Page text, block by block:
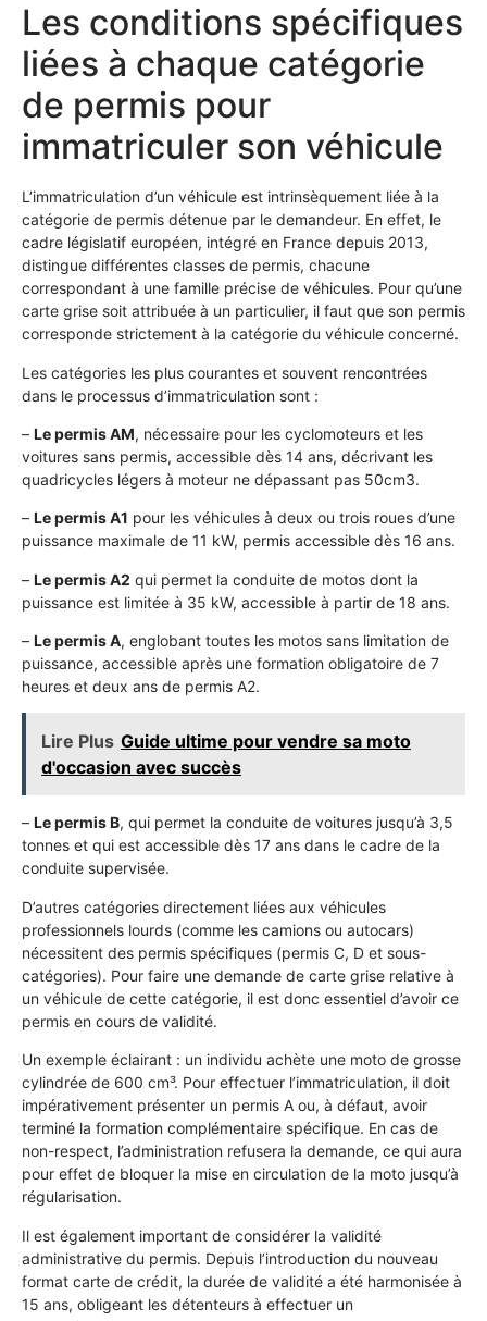
Les conditions spécifiques
liées à chaque catégorie
de permis pour
immatriculer son véhicule
L’immatriculation d’un véhicule est intrinsèquement liée à la
catégorie de permis détenue par le demandeur. En effet, le
cadre législatif européen, intégré en France depuis 2013,
distingue différentes classes de permis, chacune
correspondant à une famille précise de véhicules. Pour qu’une
carte grise soit attribuée à un particulier, il faut que son permis
corresponde strictement à la catégorie du véhicule concerné.
Les catégories les plus courantes et souvent rencontrées
dans le processus d’immatriculation sont :
– Le permis AM, nécessaire pour les cyclomoteurs et les
voitures sans permis, accessible dès 14 ans, décrivant les
quadricycles légers à moteur ne dépassant pas 50cm3.
– Le permis A1 pour les véhicules à deux ou trois roues d’une
puissance maximale de 11 kW, permis accessible dès 16 ans.
– Le permis A2 qui permet la conduite de motos dont la
puissance est limitée à 35 kW, accessible à partir de 18 ans.
– Le permis A, englobant toutes les motos sans limitation de
puissance, accessible après une formation obligatoire de 7
heures et deux ans de permis A2.
Lire Plus Guide ultime pour vendre sa moto
d'occasion avec succès
– Le permis B, qui permet la conduite de voitures jusqu’à 3,5
tonnes et qui est accessible dès 17 ans dans le cadre de la
conduite supervisée.
D’autres catégories directement liées aux véhicules
professionnels lourds (comme les camions ou autocars)
nécessitent des permis spécifiques (permis C, D et sous-
catégories). Pour faire une demande de carte grise relative à
un véhicule de cette catégorie, il est donc essentiel d’avoir ce
permis en cours de validité.
Un exemple éclairant : un individu achète une moto de grosse
cylindrée de 600 cm³. Pour effectuer l’immatriculation, il doit
impérativement présenter un permis A ou, à défaut, avoir
terminé la formation complémentaire spécifique. En cas de
non-respect, l’administration refusera la demande, ce qui aura
pour effet de bloquer la mise en circulation de la moto jusqu’à
régularisation.
Il est également important de considérer la validité
administrative du permis. Depuis l’introduction du nouveau
format carte de crédit, la durée de validité a été harmonisée à
15 ans, obligeant les détenteurs à effectuer un